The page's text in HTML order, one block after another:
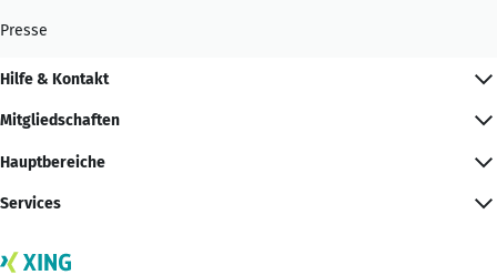
Presse
Hilfe & Kontakt
Mitgliedschaften
Hauptbereiche
Services